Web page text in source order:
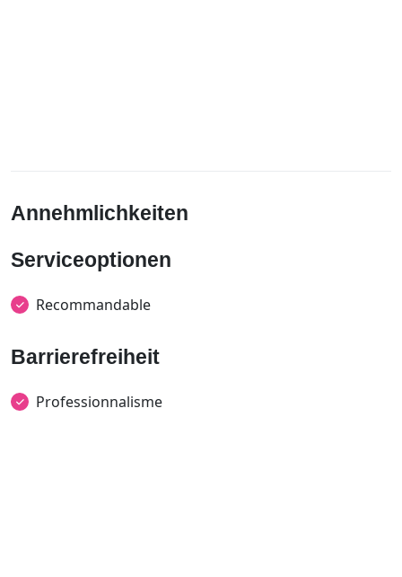
Annehmlichkeiten
Serviceoptionen
Recommandable
Barrierefreiheit
Professionnalisme